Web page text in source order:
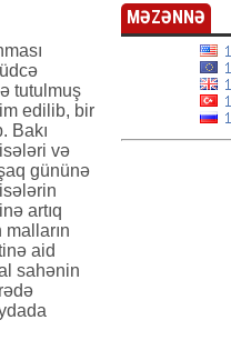
tutulmuş
edilib, bir
Bakı
və
gününə
artıq
malların
aid
sahənin
MƏZƏNNƏ